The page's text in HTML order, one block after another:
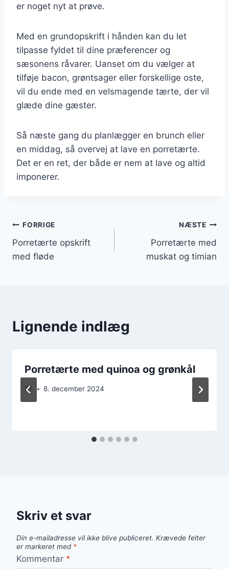
er noget nyt at prøve.
Med en grundopskrift i hånden kan du let
tilpasse fyldet til dine præferencer og
sæsonens råvarer. Uanset om du vælger at
tilføje bacon, grøntsager eller forskellige oste,
vil du ende med en velsmagende tærte, der vil
glæde dine gæster.
Så næste gang du planlægger en brunch eller
en middag, så overvej at lave en porretærte.
Det er en ret, der både er nem at lave og altid
imponerer.
Indlægsnavigation
FORRIGE
Porretærte opskrift
med fløde
NÆSTE
Porretærte med
muskat og timian
Lignende indlæg
Porretærte med quinoa og grønkål
Af 8. december 2024
Skriv et svar
Din e-mailadresse vil ikke blive publiceret. Krævede felter
er markeret med *
Kommentar *